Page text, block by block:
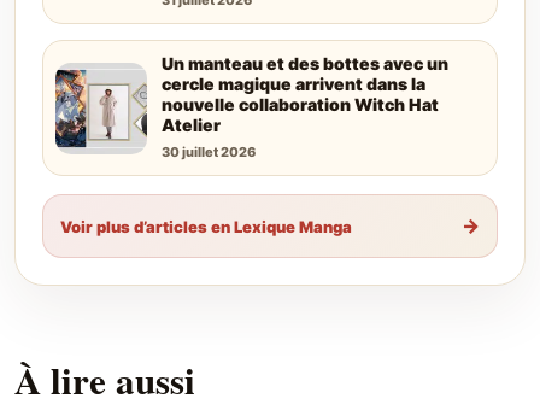
Un manteau et des bottes avec un
cercle magique arrivent dans la
nouvelle collaboration Witch Hat
Atelier
30 juillet 2026
Voir plus d’articles en Lexique Manga →
À lire aussi